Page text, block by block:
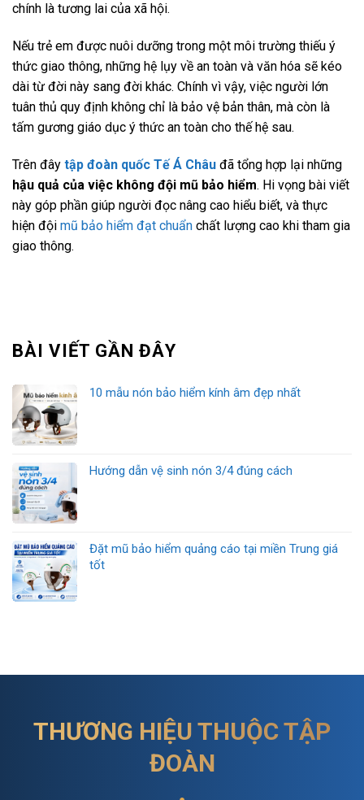
chính là tương lai của xã hội.
Nếu trẻ em được nuôi dưỡng trong một môi trường thiếu ý
thức giao thông, những hệ lụy về an toàn và văn hóa sẽ kéo
dài từ đời này sang đời khác. Chính vì vậy, việc người lớn
tuân thủ quy định không chỉ là bảo vệ bản thân, mà còn là
tấm gương giáo dục ý thức an toàn cho thế hệ sau.
Trên đây tập đoàn quốc Tế Á Châu đã tổng hợp lại những
hậu quả của việc không đội mũ bảo hiểm. Hi vọng bài viết
này góp phần giúp người đọc nâng cao hiểu biết, và thực
hiện đội mũ bảo hiểm đạt chuẩn chất lượng cao khi tham gia
giao thông.
BÀI VIẾT GẦN ĐÂY
10 mẫu nón bảo hiểm kính âm đẹp nhất
Hướng dẫn vệ sinh nón 3/4 đúng cách
Đặt mũ bảo hiểm quảng cáo tại miền Trung giá
tốt
THƯƠNG HIỆU THUỘC TẬP
ĐOÀN